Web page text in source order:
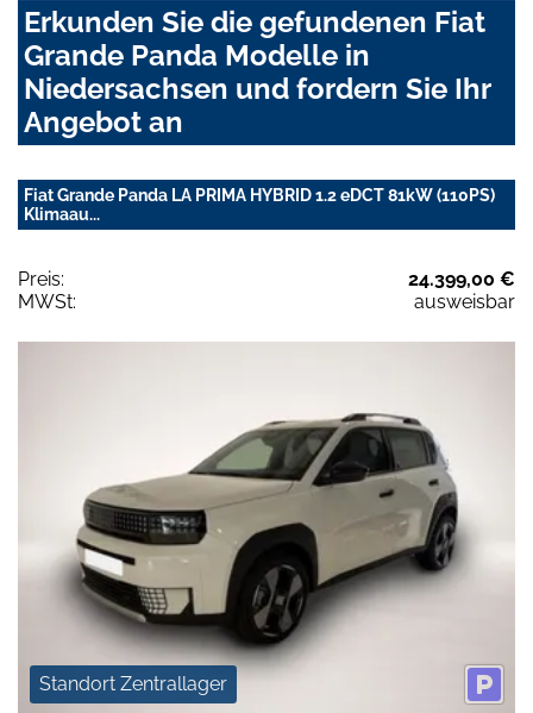
Erkunden Sie die gefundenen Fiat
Grande Panda Modelle in
Niedersachsen und fordern Sie Ihr
Angebot an
Fiat Grande Panda LA PRIMA HYBRID 1.2 eDCT 81kW (110PS)
Klimaau...
Preis:
24.399,00 €
MWSt:
ausweisbar
Standort Zentrallager